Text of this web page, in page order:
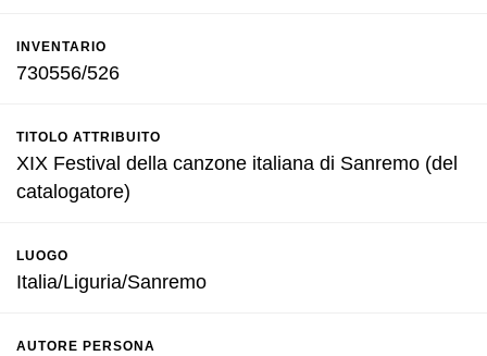
INVENTARIO
730556/526
TITOLO ATTRIBUITO
XIX Festival della canzone italiana di Sanremo (del
catalogatore)
LUOGO
Italia/Liguria/Sanremo
AUTORE PERSONA